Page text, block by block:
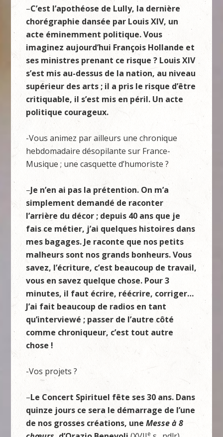
–C’est l’apothéose de Lully, la dernière
chorégraphie dansée par Louis XIV, un
acte éminemment politique. Vous
imaginez aujourd’hui François Hollande et
ses ministres prenant ce risque ? Louis XIV
s’est mis au-dessus de la nation, au niveau
supérieur des arts ; il a pris le risque d’être
critiquable, il s’est mis en péril. Un acte
politique courageux.
-Vous animez par ailleurs une chronique
hebdomadaire désopilante sur France-
Musique ; une casquette d’humoriste ?
–Je n’en ai pas la prétention. On m’a
simplement demandé de raconter
l’arrière du décor ; depuis 40 ans que je
fais ce métier, j’ai quelques histoires dans
mes bagages. Je raconte que nos petits
malheurs sont nos grands bonheurs. Vous
savez, l’écriture, c’est beaucoup de travail,
vous en savez quelque chose. Pour 3
minutes, il faut écrire, réécrire, corriger…
J’ai fait beaucoup de radios en tant
qu’interviewé ; passer de l’autre côté
comme chroniqueur, c’est tout autre
chose !
-Vos projets ?
–Le Concert Spirituel fête ses 30 ans. Dans
quinze jours ce sera le démarrage de l’une
de nos grosses créations, uneMesse à 8
e